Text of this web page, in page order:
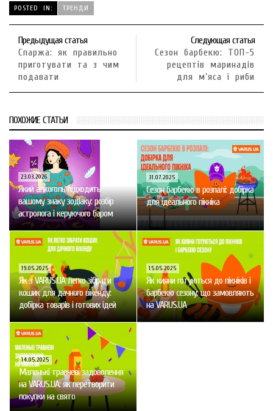
POSTED IN: ТРЕНДИ
Предыдущая статья
Спаржа: як правильно
приготувати та з чим
подавати
Следующая статья
Сезон барбекю: ТОП-5
рецептів маринадів
для м’яса і риби
ПОХОЖИЕ СТАТЬИ
23.03.2026
Який алкоголь підходить
вашому знаку зодіаку: розбір
астролога і керуючого баром
31.07.2025
Сезон барбекю в розпалі: добірка
для ідеального пікніка
19.05.2025
Як з VARUS.UA легко зібрати
кошик для дачного вікенду:
добірка товарів і готових ідей
15.05.2025
Як кияни готуються до пікніків і
барбекю сезону: що замовляють
на VARUS.UA
14.05.2025
Маленькі травневі задоволення
на VARUS.UA: як перетворити
покупки на свято